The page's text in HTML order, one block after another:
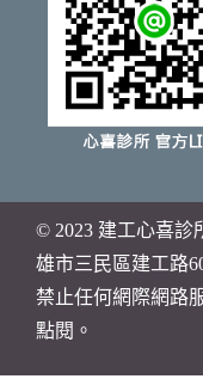
© 2023 建工心喜診
雄市三民區建工路
禁止任何網際網路
點閱。